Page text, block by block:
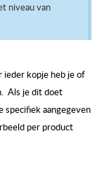
niveau van
ieder kopje heb je of
Als je dit doet
specifiek aangegeven
per product